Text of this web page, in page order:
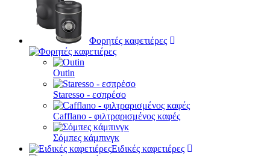
Φορητές καφετιέρες
Outin
Staresso - εσπρέσο
Cafflano - φιλτραρισμένος καφές
Σόμπες κάμπινγκ
Ειδικές καφετιέρες